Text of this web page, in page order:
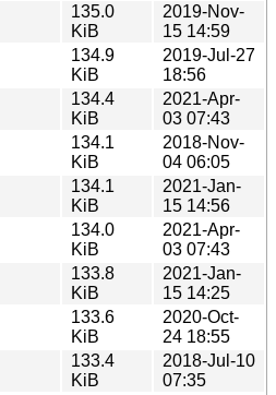
135.0
KiB
2019-Nov-
15 14:59
134.9
KiB
2019-Jul-27
18:56
134.4
KiB
2021-Apr-
03 07:43
134.1
KiB
2018-Nov-
04 06:05
134.1
KiB
2021-Jan-
15 14:56
134.0
KiB
2021-Apr-
03 07:43
133.8
KiB
2021-Jan-
15 14:25
133.6
KiB
2020-Oct-
24 18:55
133.4
KiB
2018-Jul-10
07:35